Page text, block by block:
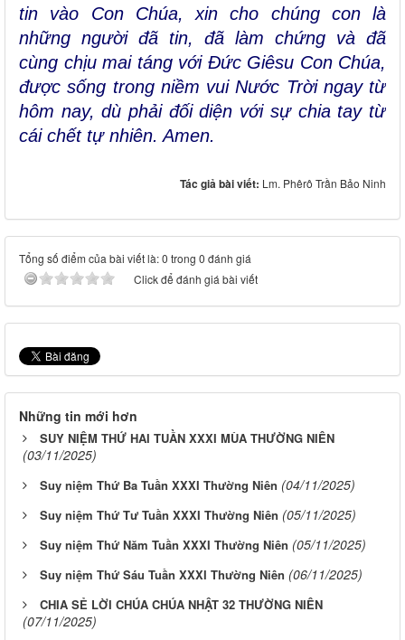
tin vào Con Chúa, xin cho chúng con là
những người đã tin, đã làm chứng và đã
cùng chịu mai táng với Đức Giêsu Con Chúa,
được sống trong niềm vui Nước Trời ngay từ
hôm nay, dù phải đối diện với sự chia tay từ
cái chết tự nhiên. Amen.
Tác giả bài viết: Lm. Phêrô Trần Bảo Ninh
Tổng số điểm của bài viết là: 0 trong 0 đánh giá
Click để đánh giá bài viết
Những tin mới hơn
SUY NIỆM THỨ HAI TUẦN XXXI MÙA THƯỜNG NIÊN
(03/11/2025)
Suy niệm Thứ Ba Tuần XXXI Thường Niên (04/11/2025)
Suy niệm Thứ Tư Tuần XXXI Thường Niên (05/11/2025)
Suy niệm Thứ Năm Tuần XXXI Thường Niên (05/11/2025)
Suy niệm Thứ Sáu Tuần XXXI Thường Niên (06/11/2025)
CHIA SẺ LỜI CHÚA CHÚA NHẬT 32 THƯỜNG NIÊN
(07/11/2025)